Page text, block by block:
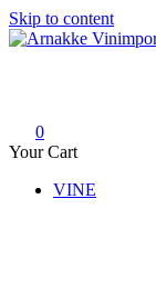
Skip to content
0
Your Cart
VINE